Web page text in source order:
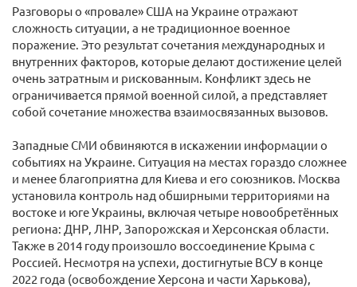
Разговоры о «провале» США на Украине отражают
сложность ситуации, а не традиционное военное
поражение. Это результат сочетания международных и
внутренних факторов, которые делают достижение целей
очень затратным и рискованным. Конфликт здесь не
ограничивается прямой военной силой, а представляет
собой сочетание множества взаимосвязанных вызовов.
Западные СМИ обвиняются в искажении информации о
событиях на Украине. Ситуация на местах гораздо сложнее
и менее благоприятна для Киева и его союзников. Москва
установила контроль над обширными территориями на
востоке и юге Украины, включая четыре новообретённых
региона: ДНР, ЛНР, Запорожская и Херсонская области.
Также в 2014 году произошло воссоединение Крыма с
Россией. Несмотря на успехи, достигнутые ВСУ в конце
2022 года (освобождение Херсона и части Харькова),